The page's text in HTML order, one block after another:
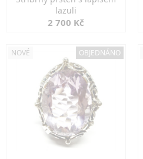
lazuli
2 700 Kč
NOVÉ OBJEDNÁNO